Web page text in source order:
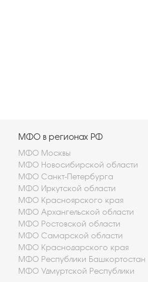
МФО в регионах РФ
МФО Москвы
МФО Новосибирской области
МФО Санкт-Петербурга
МФО Иркутской области
МФО Красноярского края
МФО Архангельской области
МФО Ростовской области
МФО Самарской области
МФО Краснодарского края
МФО Республики Башкортостан
МФО Удмуртской Республики